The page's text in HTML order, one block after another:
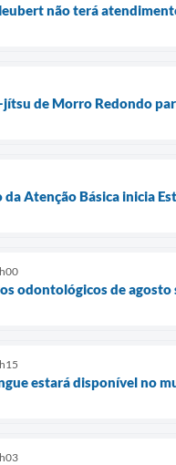
não terá
de Morro Redondo
da Atenção Básica inicia
odontológicos de
estará disponível no